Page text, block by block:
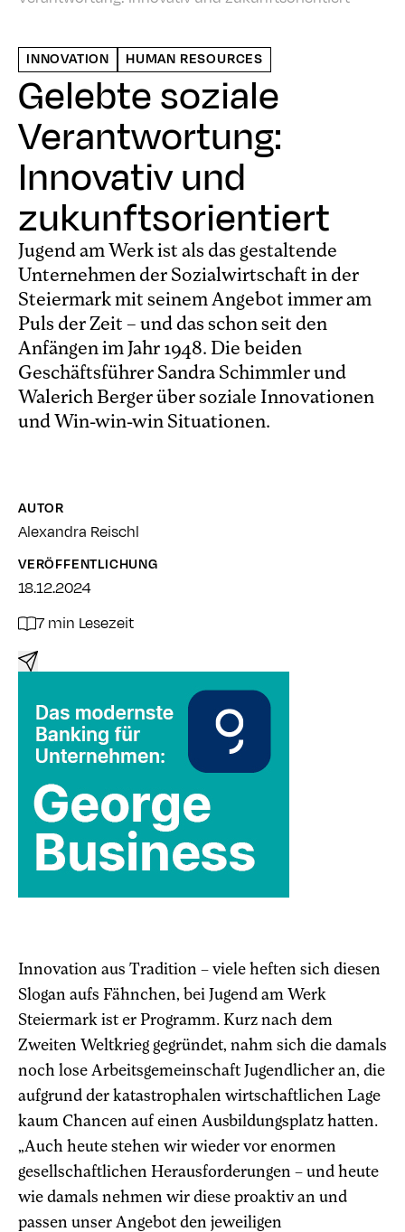
INNOVATION HUMAN RESOURCES
Gelebte soziale
Verantwortung:
Innovativ und
zukunftsorientiert
Jugend am Werk ist als das gestaltende
Unternehmen der Sozialwirtschaft in der
Steiermark mit seinem Angebot immer am
Puls der Zeit – und das schon seit den
Anfängen im Jahr 1948. Die beiden
Geschäftsführer Sandra Schimmler und
Walerich Berger über soziale Innovationen
und Win-win-win Situationen.
AUTOR
Alexandra Reischl
VERÖFFENTLICHUNG
18.12.2024
7 min Lesezeit
Innovation aus Tradition – viele heften sich diesen
Slogan aufs Fähnchen, bei Jugend am Werk
Steiermark ist er Programm. Kurz nach dem
Zweiten Weltkrieg gegründet, nahm sich die damals
noch lose Arbeitsgemeinschaft Jugendlicher an, die
aufgrund der katastrophalen wirtschaftlichen Lage
kaum Chancen auf einen Ausbildungsplatz hatten.
„Auch heute stehen wir wieder vor enormen
gesellschaftlichen Herausforderungen – und heute
wie damals nehmen wir diese proaktiv an und
passen unser Angebot den jeweiligen